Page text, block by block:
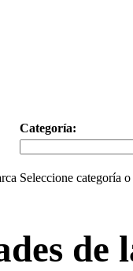
Categoría:
Seleccione categoría
de